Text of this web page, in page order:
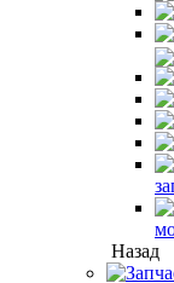
Назад